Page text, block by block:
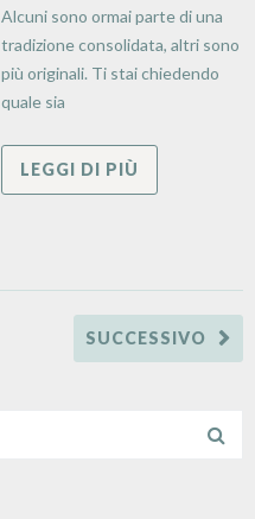
Alcuni sono ormai parte di una
tradizione consolidata, altri sono
più originali. Ti stai chiedendo
quale sia
LEGGI DI PIÙ
SUCCESSIVO